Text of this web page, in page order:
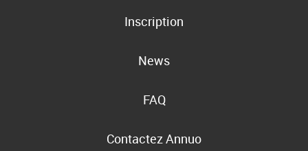
Inscription
News
FAQ
Contactez Annuo